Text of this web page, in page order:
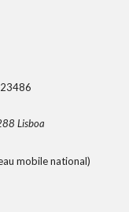
Lisboa
mobile national)